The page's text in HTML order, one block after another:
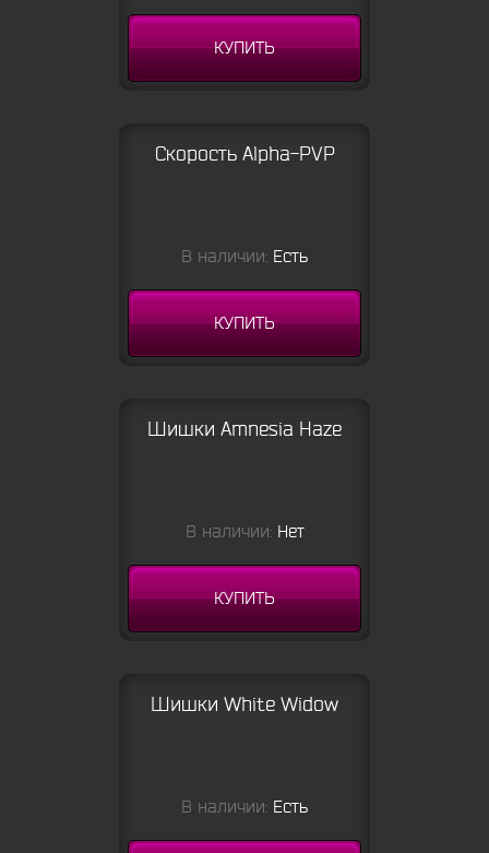
КУПИТЬ
Скорость Alpha-PVP
В наличии: Есть
КУПИТЬ
Шишки Amnesia Haze
В наличии: Нет
КУПИТЬ
Шишки White Widow
В наличии: Есть